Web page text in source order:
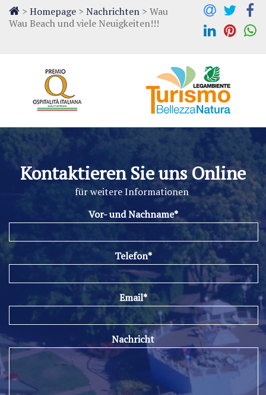
> Homepage > Nachrichten > Wau
Wau Beach und viele Neuigkeiten!!!
Kontaktieren Sie uns Online
für weitere Informationen
Vor- und Nachname*
Telefon*
Email*
Nachricht